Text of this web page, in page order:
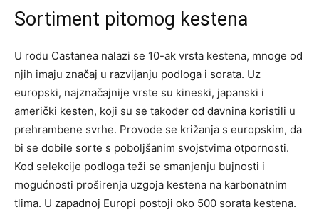
Sortiment pitomog kestena
U rodu Castanea nalazi se 10-ak vrsta kestena, mnoge od
njih imaju značaj u razvijanju podloga i sorata. Uz
europski, najznačajnije vrste su kineski, japanski i
američki kesten, koji su se također od davnina koristili u
prehrambene svrhe. Provode se križanja s europskim, da
bi se dobile sorte s poboljšanim svojstvima otpornosti.
Kod selekcije podloga teži se smanjenju bujnosti i
mogućnosti proširenja uzgoja kestena na karbonatnim
tlima. U zapadnoj Europi postoji oko 500 sorata kestena.